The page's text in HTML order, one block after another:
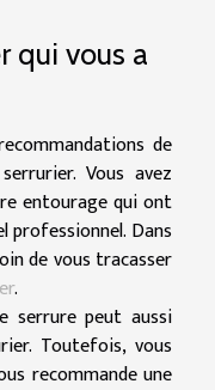
qui vous a
de
Vous avez
entourage qui ont
professionnel. Dans
de vous tracasser
.
serrure peut aussi
Toutefois, vous
recommande une